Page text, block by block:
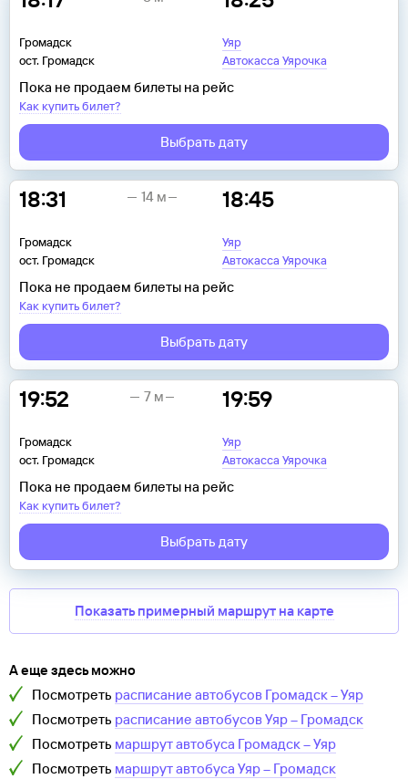
Громадск
ост. Громадск
Уяр
Автокасса Уярочка
Пока не продаем билеты на рейс
Как купить билет?
Выбрать дату
18:31
Громадск
ост. Громадск
18:45
Уяр
Автокасса Уярочка
14 м
Пока не продаем билеты на рейс
Как купить билет?
Выбрать дату
19:52
Громадск
ост. Громадск
19:59
Уяр
Автокасса Уярочка
7 м
Пока не продаем билеты на рейс
Как купить билет?
Выбрать дату
Показать примерный маршрут на карте
А еще здесь можно
Посмотреть расписание автобусов Громадск–Уяр
Посмотреть расписание автобусовУяр– Громадск
Посмотреть маршрут автобуса Громадск–Уяр
Посмотреть маршрут автобуса Уяр– Громадск